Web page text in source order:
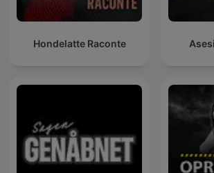
Hondelatte Raconte